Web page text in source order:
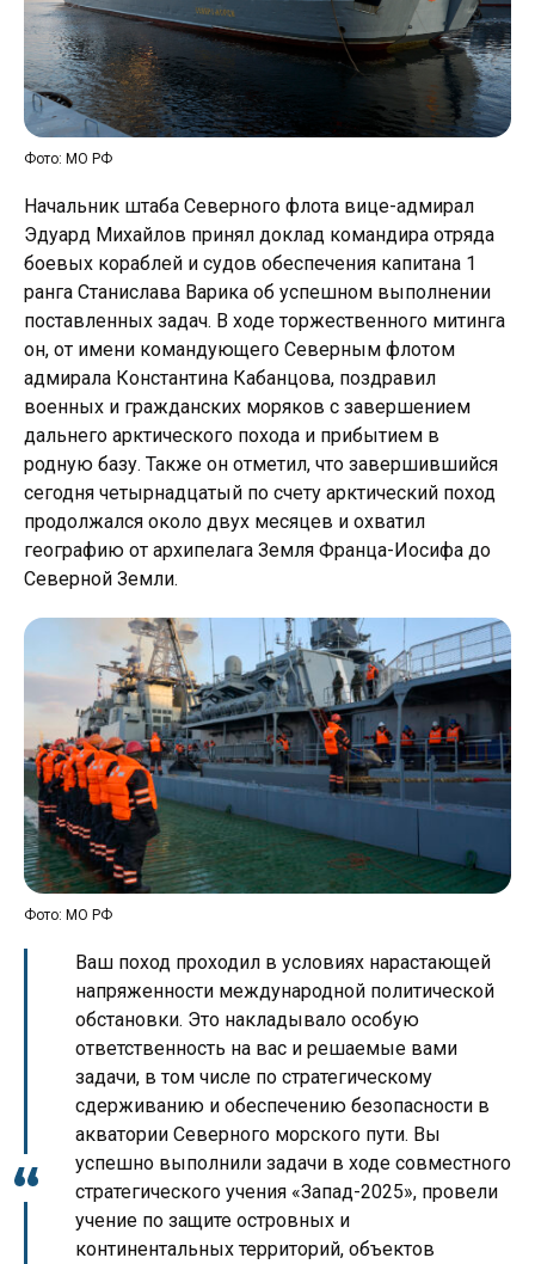
Фото: МО РФ
Начальник штаба Северного флота вице-адмирал
Эдуард Михайлов принял доклад командира отряда
боевых кораблей и судов обеспечения капитана 1
ранга Станислава Варика об успешном выполнении
поставленных задач. В ходе торжественного митинга
он, от имени командующего Северным флотом
адмирала Константина Кабанцова, поздравил
военных и гражданских моряков с завершением
дальнего арктического похода и прибытием в
родную базу. Также он отметил, что завершившийся
сегодня четырнадцатый по счету арктический поход
продолжался около двух месяцев и охватил
географию от архипелага Земля Франца-Иосифа до
Северной Земли.
Фото: МО РФ
Ваш поход проходил в условиях нарастающей
напряженности международной политической
обстановки. Это накладывало особую
ответственность на вас и решаемые вами
задачи, в том числе по стратегическому
сдерживанию и обеспечению безопасности в
акватории Северного морского пути. Вы
успешно выполнили задачи в ходе совместного
стратегического учения «Запад-2025», провели
учение по защите островных и
континентальных территорий, объектов